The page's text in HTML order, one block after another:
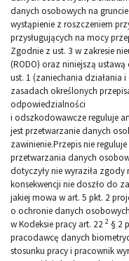
danych osobowych na
wystąpienie z roszczeniem
przysługujących na mocy
Zgodnie z ust. 3 w zakresie
(RODO) oraz niniejszą
ust. 1 (zaniechania działania
zasadach określonych
odpowiedzialności
i odszkodowawcze reguluje
jest przetwarzanie danych
zawinienie.Przepis nie
przetwarzania danych
dotyczyły nie wyraziła
konsekwencji nie doszło do
jakiej mowa w art. 5 pkt. 2
o ochronie danych
w Kodeksie pracy art. 22 2 § 2
pracodawcę danych
stosunku pracy i pracownik